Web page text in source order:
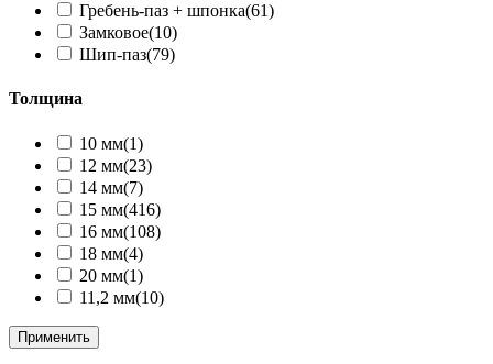
Гребень-паз + шпонка(61)
Замковое(10)
Шип-паз(79)
Толщина
10 мм(1)
12 мм(23)
14 мм(7)
15 мм(416)
16 мм(108)
18 мм(4)
20 мм(1)
11,2 мм(10)
Применить